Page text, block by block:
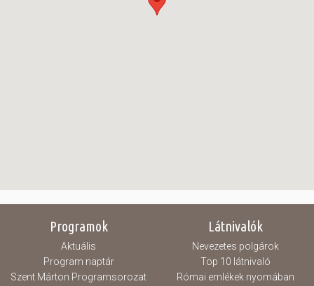
Programok
Aktuális
Program naptár
Szent Márton Programsorozat
Látnivalók
Nevezetes polgárok
Top 10 látnivaló
Római emlékek nyomában